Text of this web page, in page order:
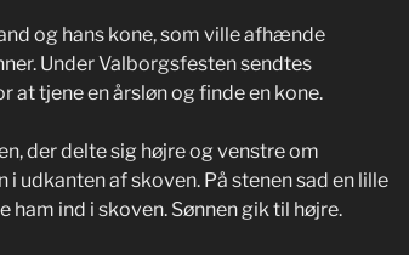
og hans kone, som ville afhænde
Under Valborgsfesten sendtes
at tjene en årsløn og finde en kone.
der delte sig højre og venstre om
udkanten af skoven. På stenen sad en lille
ham ind i skoven. Sønnen gik til højre.